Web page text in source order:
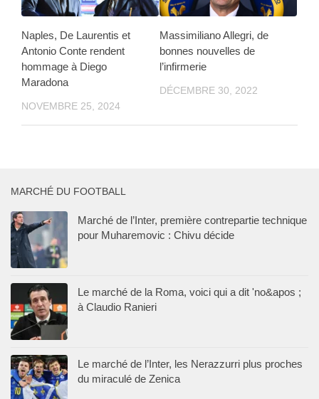
Naples, De Laurentis et
Antonio Conte rendent
hommage à Diego
Maradona
NOVEMBRE 25, 2024
Massimiliano Allegri, de
bonnes nouvelles de
l’infirmerie
DÉCEMBRE 30, 2022
MARCHÉ DU FOOTBALL
Marché de l’Inter, première contrepartie technique
pour Muharemovic : Chivu décide
Le marché de la Roma, voici qui a dit 'no&apos ;
à Claudio Ranieri
Le marché de l’Inter, les Nerazzurri plus proches
du miraculé de Zenica